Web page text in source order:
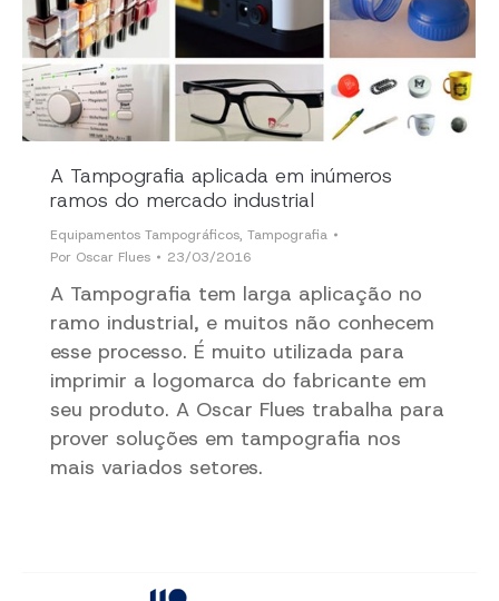
A Tampografia aplicada em inúmeros
ramos do mercado industrial
Equipamentos Tampográficos, Tampografia
Por Oscar Flues 23/03/2016
A Tampografia tem larga aplicação no
ramo industrial, e muitos não conhecem
esse processo. É muito utilizada para
imprimir a logomarca do fabricante em
seu produto. A Oscar Flues trabalha para
prover soluções em tampografia nos
mais variados setores.